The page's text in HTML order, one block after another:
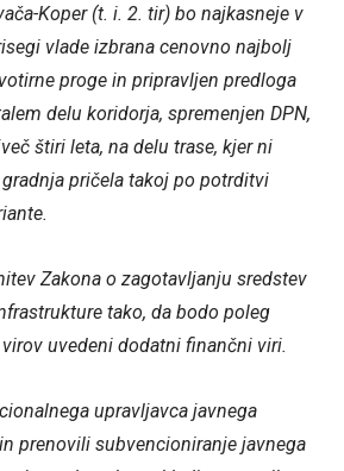
Koper (t. i. 2. tir) bo najkasneje v
vlade izbrana cenovno najbolj
proge in pripravljen predloga
delu koridorja, spremenjen DPN,
štiri leta, na delu trase, kjer ni
pričela takoj po potrditvi
Zakona o zagotavljanju sredstev
tako, da bodo poleg
uvedeni dodatni finančni viri.
upravljavca javnega
prenovili subvencioniranje javnega